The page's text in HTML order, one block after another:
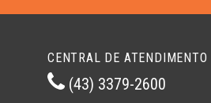
CENTRAL DE ATENDIMENTO
(43) 3379-2600